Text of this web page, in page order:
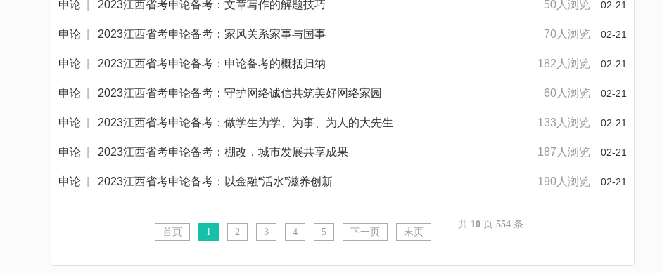
02-21
50人浏览
申论 2023江西省考申论备考：文章写作的解题技巧
02-21
70人浏览
申论 2023江西省考申论备考：家风关系家事与国事
02-21
182人浏览
申论 2023江西省考申论备考：申论备考的概括归纳
02-21
60人浏览
申论 2023江西省考申论备考：守护网络诚信共筑美好网络家园
02-21
133人浏览
申论 2023江西省考申论备考：做学生为学、为事、为人的大先生
02-21
187人浏览
申论 2023江西省考申论备考：棚改，城市发展共享成果
02-21
190人浏览
申论 2023江西省考申论备考：以金融“活水”滋养创新
首页 1 2 3 4 5 下一页 末页
共 10 页 554 条